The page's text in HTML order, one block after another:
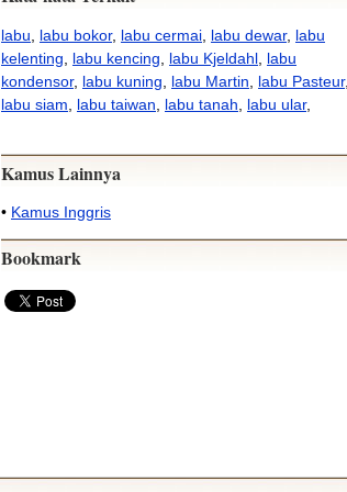
labu labu bokor, labu cermai labu dewar, labu
kelenting
labu kencing labu Kjeldahl labu
kondensor, labu kuning labu Martin labu Pasteur,
labu siam
labu taiwan labu tanah labu ular,
Kamus Lainnya
• Kamus Inggris
Bookmark